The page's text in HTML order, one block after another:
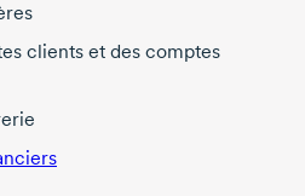
clients et des comptes